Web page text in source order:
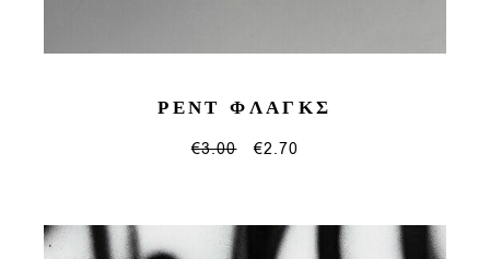
ΡΕΝΤ ΦΛΑΓΚΣ
€3.00 €2.70